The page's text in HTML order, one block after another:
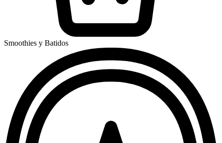
Smoothies y Batidos